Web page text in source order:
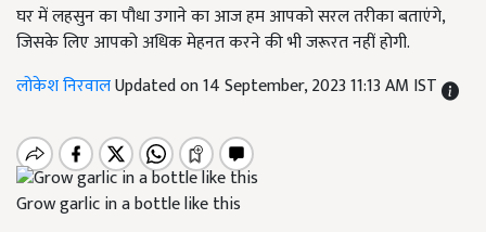
घर में लहसुन का पौधा उगाने का आज हम आपको सरल तरीका बताएंगे,
जिसके लिए आपको अधिक मेहनत करने की भी जरूरत नहीं होगी.
लोकेश निरवालUpdated on 14 September, 2023 11:13 AM IST
Grow garlic in a bottle like this